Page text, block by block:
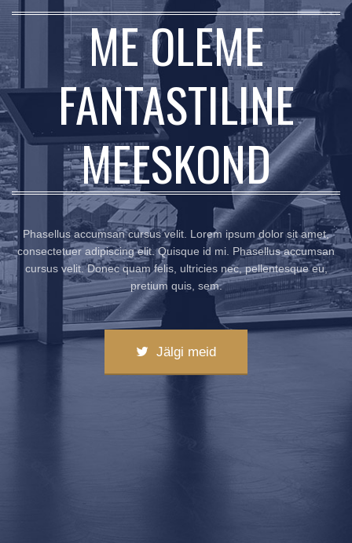
ME OLEME
FANTASTILINE
MEESKOND
Phasellus accumsan cursus velit. Lorem ipsum dolor sit amet,
consectetuer adipiscing elit. Quisque id mi. Phasellus accumsan
cursus velit. Donec quam felis, ultricies nec, pellentesque eu,
pretium quis, sem.
Jälgi meid